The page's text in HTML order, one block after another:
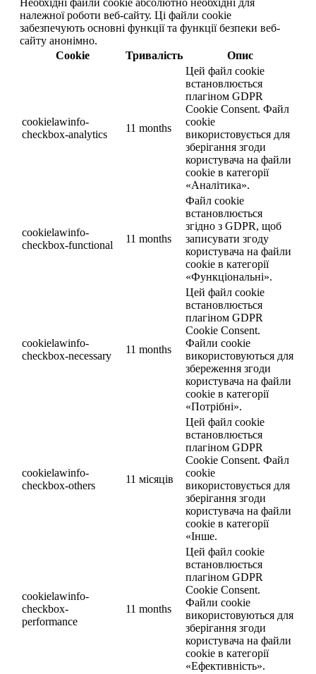
належної роботи веб-сайту. Ці файли cookie
забезпечують основні функції та функції безпеки веб-
сайту анонімно.
Cookie
Тривалість Опис
cookielawinfo-
checkbox-analytics
11 months
Цей файл cookie
встановлюється
плагіном GDPR
Cookie Consent. Файл
cookie
використовується для
зберігання згоди
користувача на файли
cookie в категорії
«Аналітика».
cookielawinfo-
checkbox-functional
11 months
Файл cookie
встановлюється
згідно з GDPR, щоб
записувати згоду
користувача на файли
cookie в категорії
«Функціональні».
cookielawinfo-
checkbox-necessary
11 months
Цей файл cookie
встановлюється
плагіном GDPR
Cookie Consent.
Файли cookie
використовуються для
збереження згоди
користувача на файли
cookie в категорії
«Потрібні».
cookielawinfo-
checkbox-others
11 місяців
Цей файл cookie
встановлюється
плагіном GDPR
Cookie Consent. Файл
cookie
використовується для
зберігання згоди
користувача на файли
cookie в категорії
«Інше.
cookielawinfo-
checkbox-
performance
11 months
Цей файл cookie
встановлюється
плагіном GDPR
Cookie Consent.
Файли cookie
використовуються для
зберігання згоди
користувача на файли
cookie в категорії
«Ефективність».